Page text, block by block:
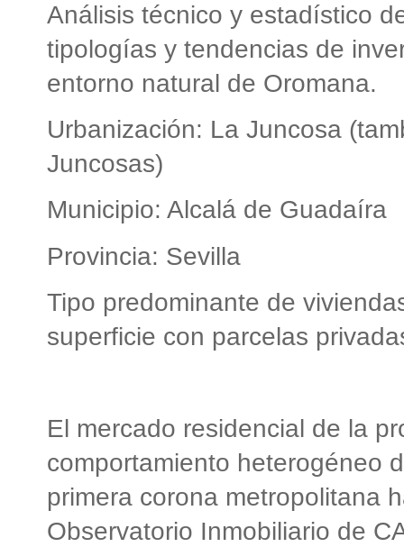
Análisis técnico y estadístico
tipologías y tendencias de
entorno natural de Oromana.
Urbanización: La Juncosa
Juncosas)
Municipio: Alcalá de Guadaíra
Provincia: Sevilla
Tipo predominante de
superficie con parcelas
El mercado residencial de la
comportamiento heterogéneo
primera corona metropolitana
Observatorio Inmobiliario de